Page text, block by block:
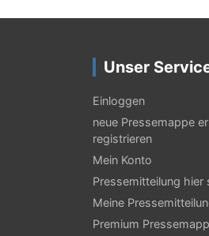
Unser
Einloggen
neue Pressemappe
registrieren
Mein Konto
Pressemitteilung hier
Meine
Premium